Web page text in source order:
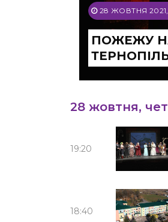
28 ЖОВТНЯ 2021,
ПОЖЕЖУ
28 жовтня,
19:20
18:40